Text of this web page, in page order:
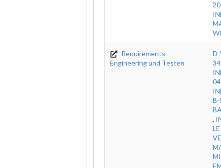
20
Requirements
Engineering und Testen
B-
,